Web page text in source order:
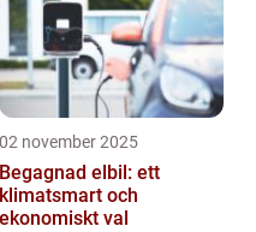
02 november 2025
Begagnad elbil: ett
klimatsmart och
ekonomiskt val